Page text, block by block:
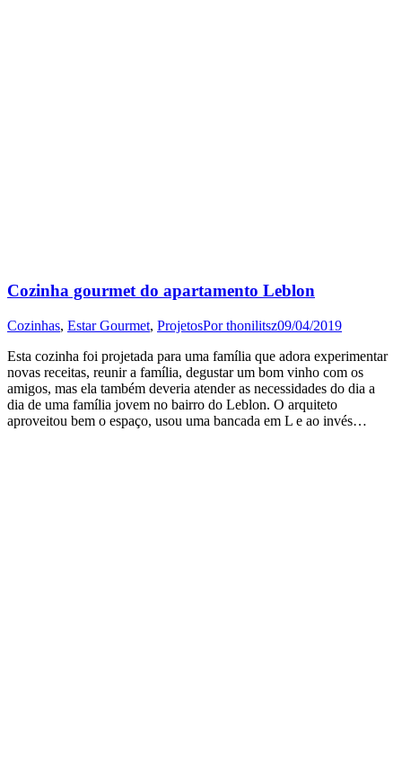
Cozinha gourmet do apartamento Leblon
Cozinhas, Estar Gourmet, ProjetosPorthonilitsz09/04/2019
Esta cozinha foi projetada para uma família que adora experimentar
novas receitas, reunir a família, degustar um bom vinho com os
amigos, mas ela também deveria atender as necessidades do dia a
dia de uma família jovem no bairro do Leblon. O arquiteto
aproveitou bem o espaço, usou uma bancada em L e ao invés…